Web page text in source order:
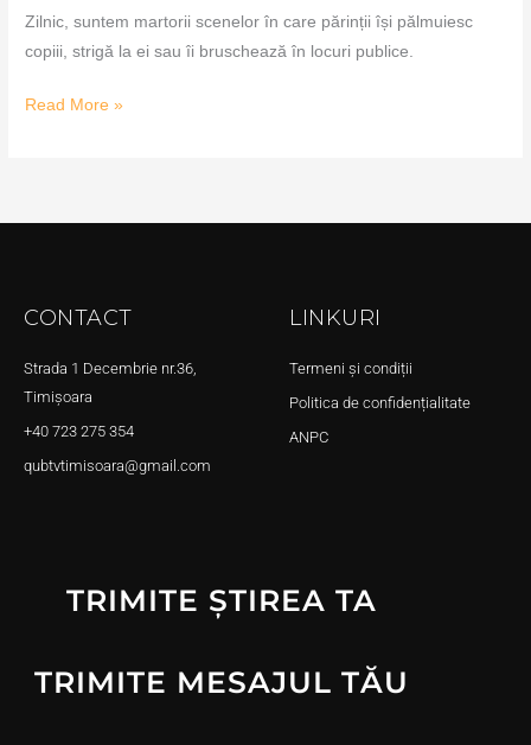
Zilnic, suntem martorii scenelor în care părinții își pălmuiesc
copiii, strigă la ei sau îi bruschează în locuri publice.
Read More »
CONTACT
Strada 1 Decembrie nr.36,
Timișoara
+40 723 275 354
qubtvtimisoara@gmail.com
LINKURI
Termeni și condiții
Politica de confidențialitate
ANPC
TRIMITE ȘTIREA TA
TRIMITE MESAJUL TĂU